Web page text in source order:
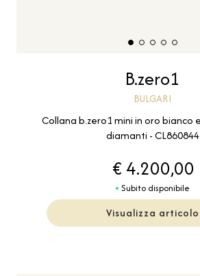
B.zero1
BULGARI
Collana b.zero1 mini in oro bianco
diamanti - CL860844
€ 4.200,00
Subito disponibile
Visualizza articolo